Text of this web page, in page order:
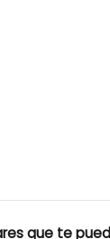
que te